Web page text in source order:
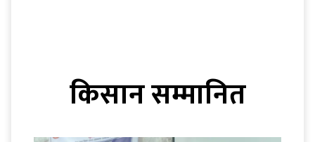
किसान सम्मानित